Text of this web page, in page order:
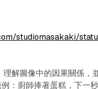
studiomasakaki/
理解圖像中的因果關係，
：廚師捧著蛋糕，下一